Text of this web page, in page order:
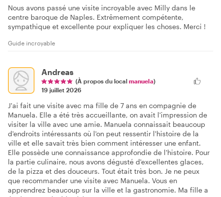
Nous avons passé une visite incroyable avec Milly dans le
centre baroque de Naples. Extrêmement compétente,
sympathique et excellente pour expliquer les choses. Merci !
Guide incroyable
Andreas
(À propos du local manuela)
19 juillet 2026
J'ai fait une visite avec ma fille de 7 ans en compagnie de
Manuela. Elle a été très accueillante, on avait l'impression de
visiter la ville avec une amie. Manuela connaissait beaucoup
d'endroits intéressants où l'on peut ressentir l'histoire de la
ville et elle savait très bien comment intéresser une enfant.
Elle possède une connaissance approfondie de l'histoire. Pour
la partie culinaire, nous avons dégusté d'excellentes glaces,
de la pizza et des douceurs. Tout était très bon. Je ne peux
que recommander une visite avec Manuela. Vous en
apprendrez beaucoup sur la ville et la gastronomie. Ma fille a